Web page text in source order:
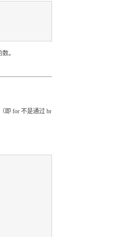
。
即 for 不是通过 br